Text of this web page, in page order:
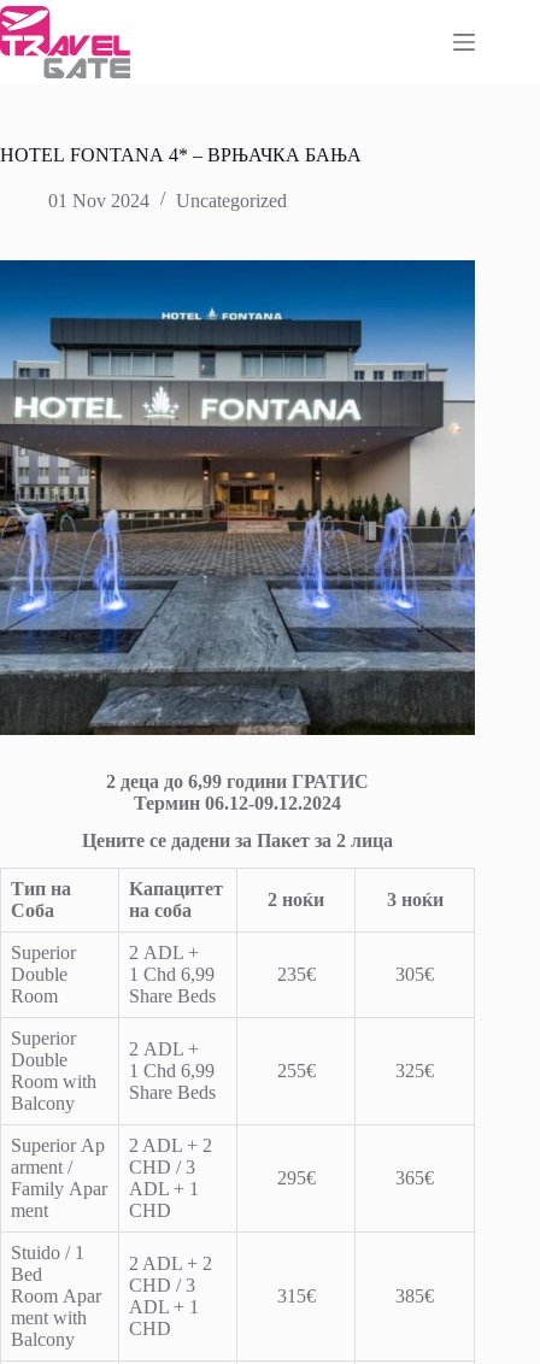
Skip
to
content
HOTEL FONTANA 4* – ВРЊАЧКА БАЊА
01 Nov 2024 Uncategorized
2 деца до 6,99 години ГРАТИС
Teрмин 06.12-09.12.2024
Цените се дадени за Пакет за 2 лица
Тип на
Соба
Kaпацитет
на соба
2 ноќи 3 ноќи
Superior
Double
Room
2 ADL +
1 Chd 6,99
Share Beds
235€ 305€
Superior
Double
Room with
Balcony
2 ADL +
1 Chd 6,99
Share Beds
255€ 325€
Superior Ap
arment /
Family Apar
ment
2 ADL + 2
CHD / 3
ADL + 1
CHD
295€ 365€
Stuido / 1
Bed
Room Apar
ment with
Balcony
2 ADL + 2
CHD / 3
ADL + 1
CHD
315€ 385€